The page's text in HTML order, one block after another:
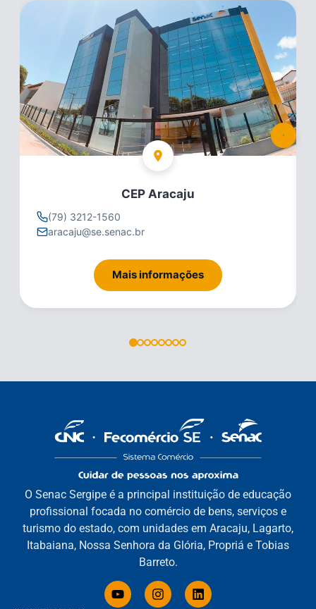
CEP Aracaju
(79) 3212-1560
aracaju@se.senac.br
Mais informações
O Senac Sergipe é a principal instituição de educação
profissional focada no comércio de bens, serviços e
turismo do estado, com unidades em Aracaju, Lagarto,
Itabaiana, Nossa Senhora da Glória, Propriá e Tobias
Barreto.